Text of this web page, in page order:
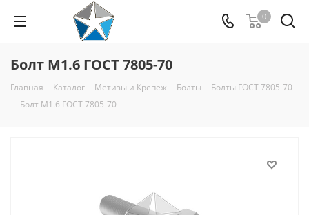
0
Болт М1.6 ГОСТ 7805-70
Главная - Каталог - Метизы и Крепеж - Болты - Болты ГОСТ 7805-70
- Болт М1.6 ГОСТ 7805-70